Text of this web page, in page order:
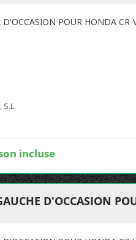
D'OCCASION POUR HONDA
S.L.
incluse
D'OCCASION